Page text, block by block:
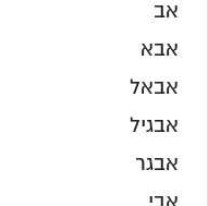
אב
אבא
אבאל
אבגיל
אבגר
אבי